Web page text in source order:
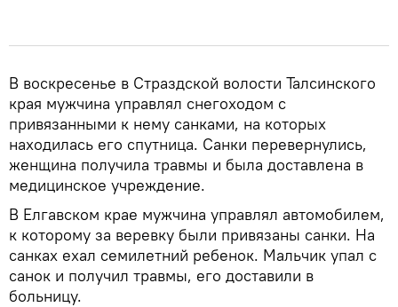
В воскресенье в Страздской волости Талсинского
края мужчина управлял снегоходом с
привязанными к нему санками, на которых
находилась его спутница. Санки перевернулись,
женщина получила травмы и была доставлена в
медицинское учреждение.
В Елгавском крае мужчина управлял автомобилем,
к которому за веревку были привязаны санки. На
санках ехал семилетний ребенок. Мальчик упал с
санок и получил травмы, его доставили в
больницу.